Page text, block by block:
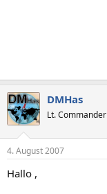
DMHas
Lt. Commander
4. August 2007
Hallo ,